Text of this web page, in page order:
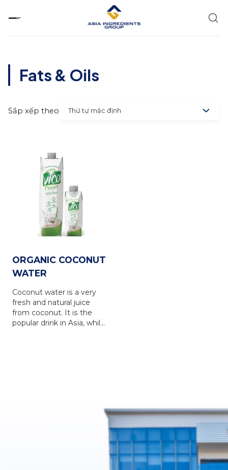
đến
Fats & Oils
Sắp xếp theo Thứ tự mặc định
ORGANIC COCONUT
WATER
Coconut water is a very
fresh and natural juice
from coconut. It is the
popular drink in Asia, while